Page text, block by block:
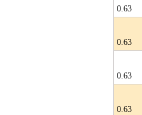
0.63
0.63
0.63
0.63